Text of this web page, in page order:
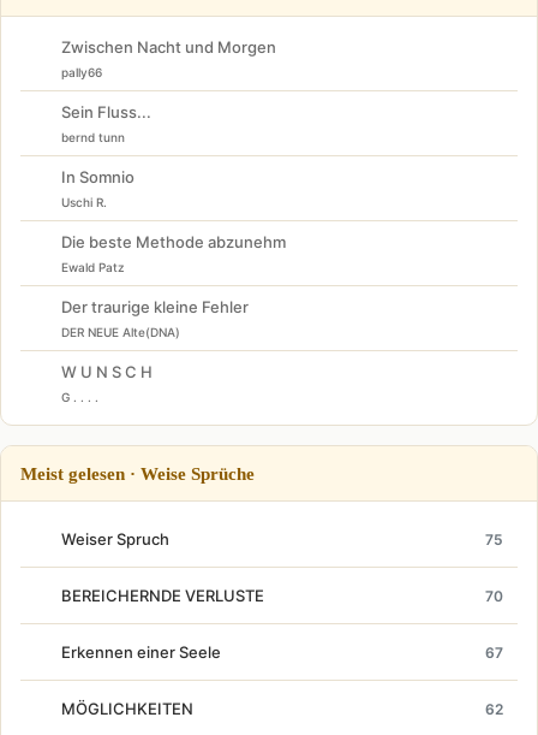
Zwischen Nacht und Morgen
pally66
Sein Fluss...
bernd tunn
In Somnio
Uschi R.
Die beste Methode abzunehm
Ewald Patz
Der traurige kleine Fehler
DER NEUE Alte(DNA)
W U N S C H
G . . . .
Meist gelesen · Weise Sprüche
Weiser Spruch 75
BEREICHERNDE VERLUSTE 70
Erkennen einer Seele 67
MÖGLICHKEITEN 62